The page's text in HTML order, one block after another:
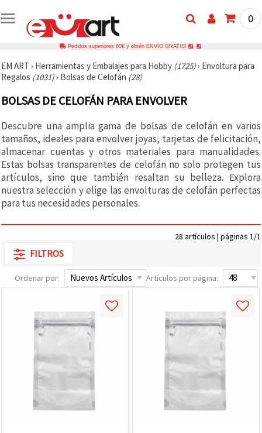
0
Pedidos superiores 60€ y obtén ENVÍO GRATIS!
EM ART › Herramientas y Embalajes para Hobby (1725)› Envoltura para
Regalos (1031)› Bolsas de Celofán (28)
BOLSAS DE CELOFÁN PARA ENVOLVER
Descubre una amplia gama de bolsas de celofán en varios
tamaños, ideales para envolver joyas, tarjetas de felicitación,
almacenar cuentas y otros materiales para manualidades.
Estas bolsas transparentes de celofán no solo protegen tus
artículos, sino que también resaltan su belleza. Explora
nuestra selección y elige las envolturas de celofán perfectas
para tus necesidades personales.
28 artículos | páginas 1/1
FILTROS
Ordenar por: Artículos por página: